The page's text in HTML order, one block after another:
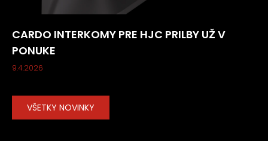
CARDO INTERKOMY PRE HJC PRILBY UŽ V
PONUKE
9.4.2026
VŠETKY NOVINKY